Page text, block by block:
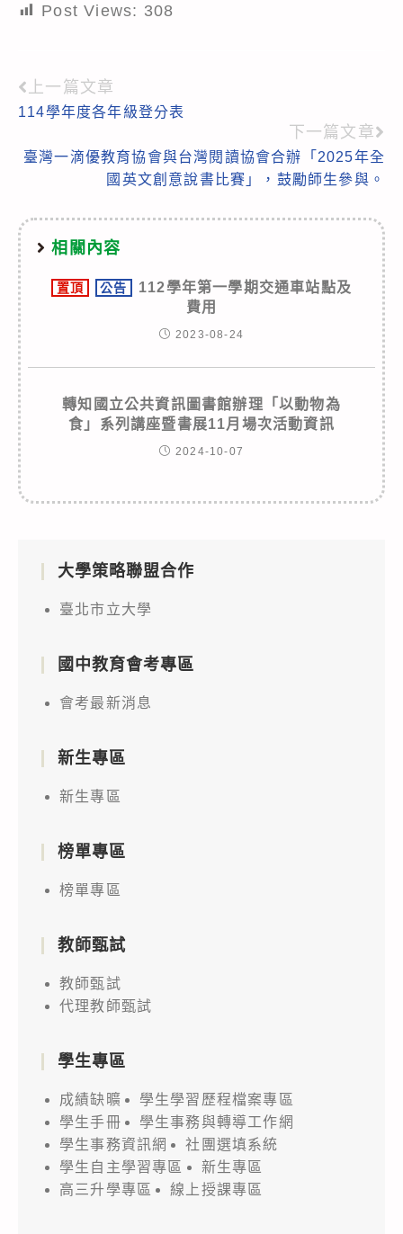
Post Views: 308
Read
more
articles
上一篇文章
114學年度各年級登分表
下一篇文章
臺灣一滴優教育協會與台灣閱讀協會合辦「2025年全
國英文創意說書比賽」，鼓勵師生參與。
相關內容
置頂 公告
112學年第一學期交通車站點及
費用
2023-08-24
轉知國立公共資訊圖書館辦理「以動物為
食」系列講座暨書展11月場次活動資訊
2024-10-07
大學策略聯盟合作
臺北市立大學
國中教育會考專區
會考最新消息
新生專區
新生專區
榜單專區
榜單專區
教師甄試
教師甄試
代理教師甄試
學生專區
成績缺曠
學生學習歷程檔案專區
學生手冊
學生事務與轉導工作網
學生事務資訊網
社團選填系統
學生自主學習專區
新生專區
高三升學專區
線上授課專區